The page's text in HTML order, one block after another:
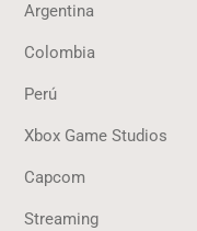
Argentina
Colombia
Perú
Xbox Game Studios
Capcom
Streaming